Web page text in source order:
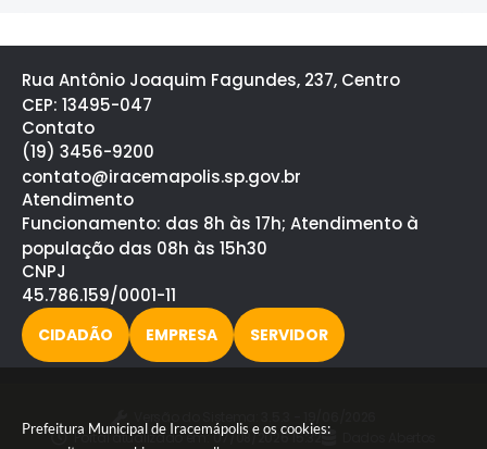
Prefeitura Municipal de Iracemápolis e os cookies:
Rua Antônio Joaquim Fagundes, 237, Centro
CEP: 13495-047
Contato
(19) 3456-9200
contato@iracemapolis.sp.gov.br
Atendimento
Funcionamento: das 8h às 17h; Atendimento à
população das 08h às 15h30
CNPJ
45.786.159/0001-11
CIDADÃO EMPRESA SERVIDOR
Portal atualizado em:07/08/2026 15:32